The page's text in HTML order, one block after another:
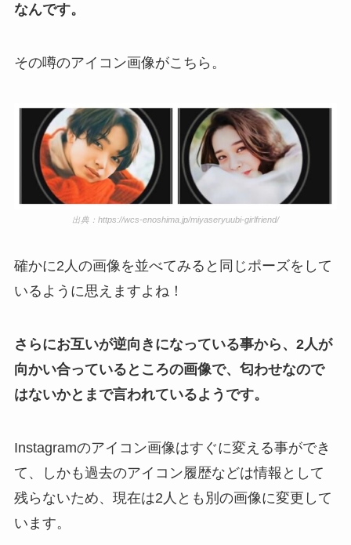
なんです。
その噂のアイコン画像がこちら。
出典：https://wcs-enoshima.jp/miyaseryuubi-girlfriend/
確かに2人の画像を並べてみると同じポーズをして
いるように思えますよね！
さらにお互いが逆向きになっている事から、2人が
向かい合っているところの画像で、匂わせなので
はないかとまで言われているようです。
Instagramのアイコン画像はすぐに変える事ができ
て、しかも過去のアイコン履歴などは情報として
残らないため、現在は2人とも別の画像に変更して
います。